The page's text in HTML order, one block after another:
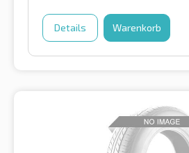
Details Warenkorb